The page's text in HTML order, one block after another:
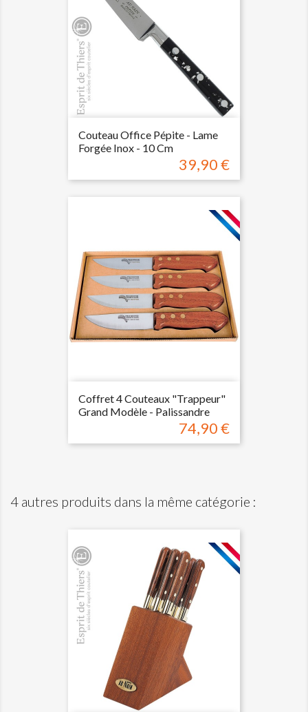
Couteau Office Pépite - Lame
Forgée Inox - 10 Cm
Prix
39,90 €
Coffret 4 Couteaux "Trappeur"
Grand Modèle - Palissandre
Prix
74,90 €
4 autres produits dans la même catégorie :